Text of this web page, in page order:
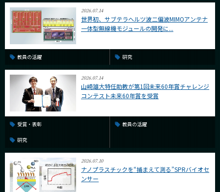
2026.07.14
世界初、サブテラヘルツ波二偏波MIMOアンテナ
一体型無線機モジュールの開発に...
教員の活躍 研究
2026.07.14
山崎雄大特任助教が第1回未来60年賞チャレンジ
コンテスト未来60年賞を受賞
受賞・表彰 教員の活躍
研究
2026.07.10
ナノプラスチックを“捕まえて測る”SPRバイオセ
ンサー